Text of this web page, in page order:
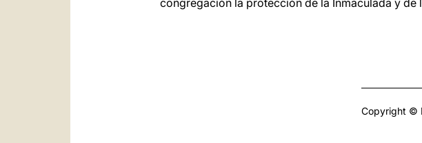
congregación la protección de la Inmaculada y
Copyright ©